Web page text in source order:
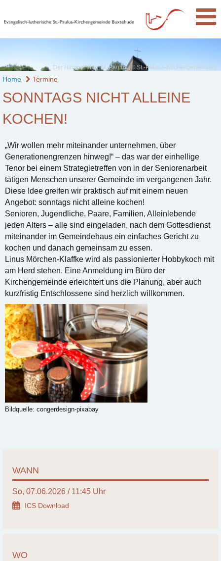
Der Himmel über St. Paulus (© St.-Paulus-Kirchengemeinde)
Home Termine
SONNTAGS NICHT ALLEINE
KOCHEN!
„Wir wollen mehr miteinander unternehmen, über
Generationengrenzen hinweg!“ – das war der einhellige
Tenor bei einem Strategietreffen von in der Seniorenarbeit
tätigen Menschen unserer Gemeinde im vergangenen Jahr.
Diese Idee greifen wir praktisch auf mit einem neuen
Angebot: sonntags nicht alleine kochen!
Senioren, Jugendliche, Paare, Familien, Alleinlebende
jeden Alters – alle sind eingeladen, nach dem Gottesdienst
miteinander im Gemeindehaus ein einfaches Gericht zu
kochen und danach gemeinsam zu essen.
Linus Mörchen-Klaffke wird als passionierter Hobbykoch mit
am Herd stehen. Eine Anmeldung im Büro der
Kirchengemeinde erleichtert uns die Planung, aber auch
kurzfristig Entschlossene sind herzlich willkommen.
Bildquelle: congerdesign­-pixabay
WANN
So, 07.06.2026 / 11:45 Uhr
ICS Download
WO